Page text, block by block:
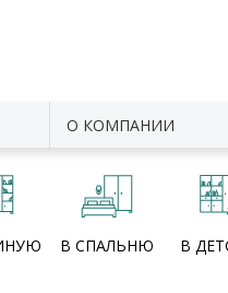
О КОМПАНИИ
В СПАЛЬНЮ В